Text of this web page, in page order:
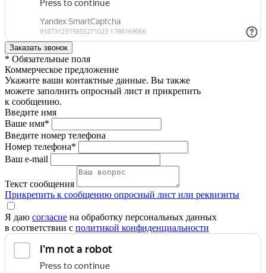
* Обязательные поля
Коммерческое предложение
Укажите ваши контактные данные. Вы также
можете заполнить опросный лист и прикрепить
к сообщению.
Введите имя
Ваше имя*
Введите номер телефона
Номер телефона*
Ваш e-mail
Текст сообщения
Прикрепить к сообщению опросный лист или реквизиты
Я даю согласие на обработку персональных данных
в соответствии с политикой конфиденциальности